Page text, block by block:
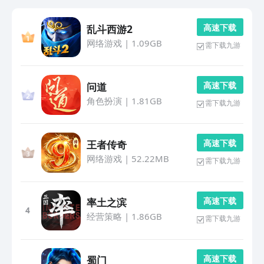
乱斗西游2
网络游戏| 1.09GB
高 速 下 载
需下载九游
问道
角色扮演 | 1.81GB
高 速 下 载
需下载九游
王者传奇
网络游戏| 52.22MB
高 速 下 载
需下载九游
4
率土之滨
经营策略 | 1.86GB
高 速 下 载
需下载九游
蜀门 高 速 下 载